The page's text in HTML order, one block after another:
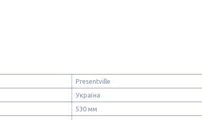
Presentville
Україна
530 мм